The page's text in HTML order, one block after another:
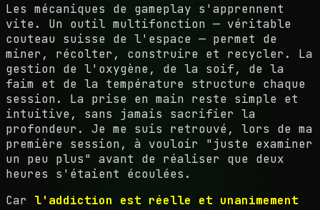
Les mécaniques de gameplay s'apprennent
vite. Un outil multifonction — véritable
couteau suisse de l'espace — permet de
miner, récolter, construire et recycler. La
gestion de l'oxygène, de la soif, de la
faim et de la température structure chaque
session. La prise en main reste simple et
intuitive, sans jamais sacrifier la
profondeur. Je me suis retrouvé, lors de ma
première session, à vouloir "juste examiner
un peu plus" avant de réaliser que deux
heures s'étaient écoulées.
Car l'addiction est réelle et unanimement